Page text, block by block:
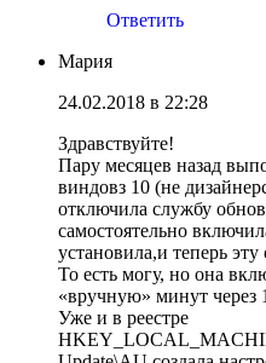
Ответить
Мария
24.02.2018 в 22:28
Здравствуйте!
Пару месяцев назад
виндовз 10 (не
отключила службу
самостоятельно
установила,и теперь
То есть могу, но она
«вручную» минут через
Уже и в реестре